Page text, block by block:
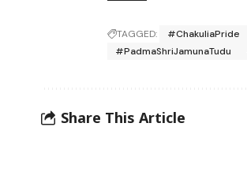
TAGGED: #ChakuliaPride
#PadmaShriJamunaTudu
Share This Article